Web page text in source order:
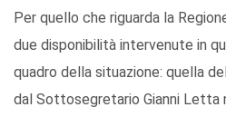
Per quello che riguarda la
due disponibilità intervenute in
quadro della situazione: quella
dal Sottosegretario Gianni Letta